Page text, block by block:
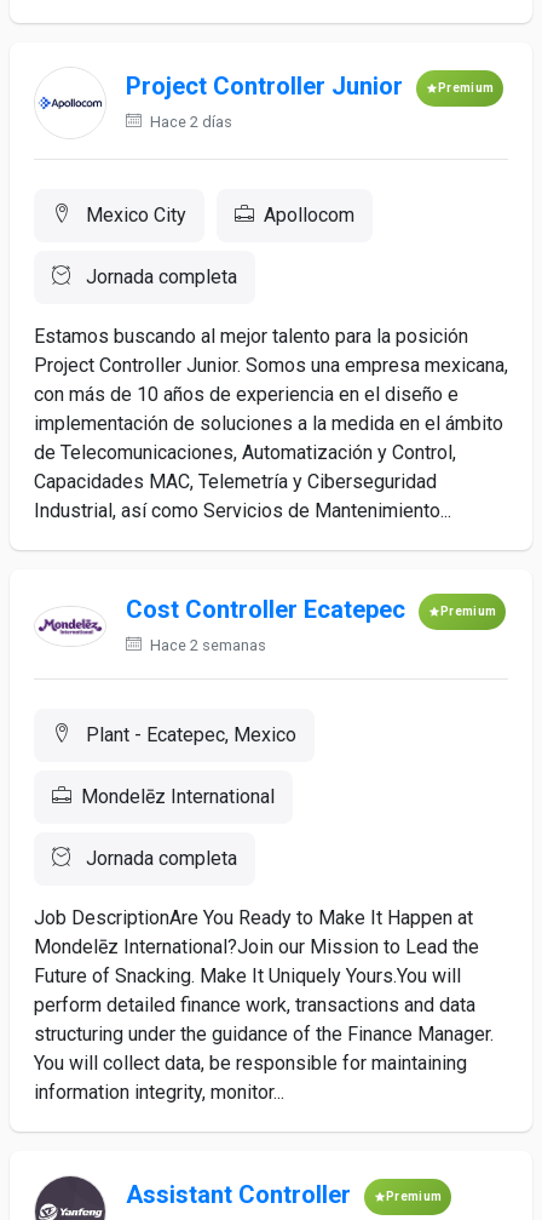
Project Controller Junior Premium
Hace 2 días
Mexico City Apollocom
Jornada completa
Estamos buscando al mejor talento para la posición
Project Controller Junior. Somos una empresa mexicana,
con más de 10 años de experiencia en el diseño e
implementación de soluciones a la medida en el ámbito
de Telecomunicaciones, Automatización y Control,
Capacidades MAC, Telemetría y Ciberseguridad
Industrial, así como Servicios de Mantenimiento...
Cost Controller Ecatepec Premium
Hace 2 semanas
Plant - Ecatepec, Mexico
Mondelēz International
Jornada completa
Job DescriptionAre You Ready to Make It Happen at
Mondelēz International?Join our Mission to Lead the
Future of Snacking. Make It Uniquely Yours.You will
perform detailed finance work, transactions and data
structuring under the guidance of the Finance Manager.
You will collect data, be responsible for maintaining
information integrity, monitor...
Assistant Controller Premium